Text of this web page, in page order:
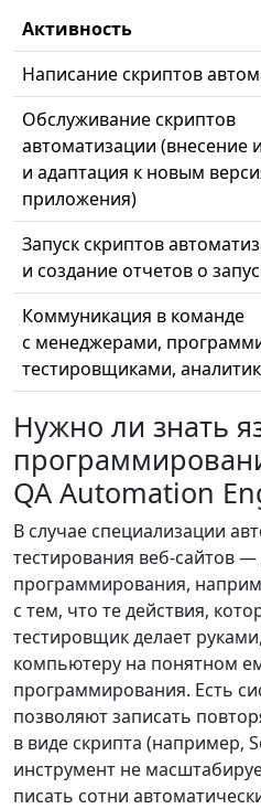
Активность
Написание скриптов
Обслуживание скриптов
автоматизации (внесение
и адаптация к новым
приложения)
Запуск скриптов
и создание отчетов о
Коммуникация в команде
с менеджерами,
тестировщиками,
Нужно ли знать
QA Automation
В случае специализации
тестирования веб-сайтов
программирования,
с тем, что те действия,
тестировщик делает
компьютеру на понятном
программирования. Есть
позволяют записать
в виде скрипта (например,
инструмент не
писать сотни